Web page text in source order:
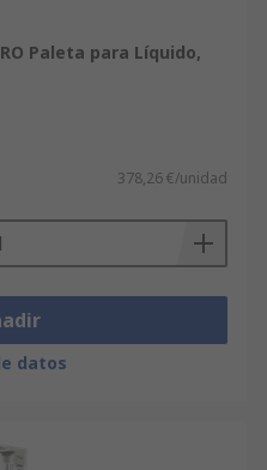
Paleta para Líquido,
378,26 €/unidad
datos